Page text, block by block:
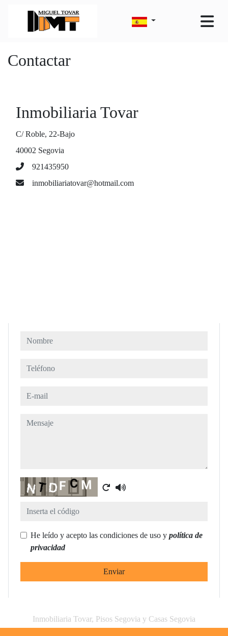
Contactar
Inmobiliaria Tovar
C/ Roble, 22-Bajo
40002 Segovia
921435950
inmobiliariatovar@hotmail.com
Nombre
Teléfono
E-mail
Mensaje
Captcha
He leído y acepto las condiciones de uso y política de
privacidad
Enviar
Inmobiliaria Tovar, Pisos Segovia y Casas Segovia